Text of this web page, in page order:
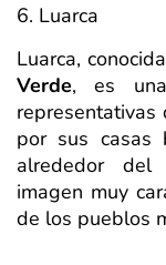
6. Luarca
Luarca,
Verde, es
representativas
por sus casas
alrededor del
imagen muy
de los pueblos